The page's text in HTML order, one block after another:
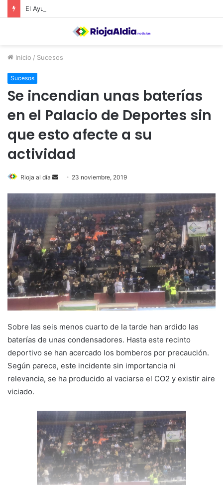
Inicio / Sucesos
Sucesos
Se incendian unas baterías
en el Palacio de Deportes sin
que esto afecte a su
actividad
Rioja al día
n
d
a
n
e
m
a
l
23 noviembre, 2019
Sobre las seis menos cuarto de la tarde han ardido las
baterías de unas condensadores. Hasta este recinto
deportivo se han acercado los bomberos por precaución.
Según parece, este incidente sin importancia ni
relevancia, se ha producido al vaciarse el CO2 y existir aire
viciado.